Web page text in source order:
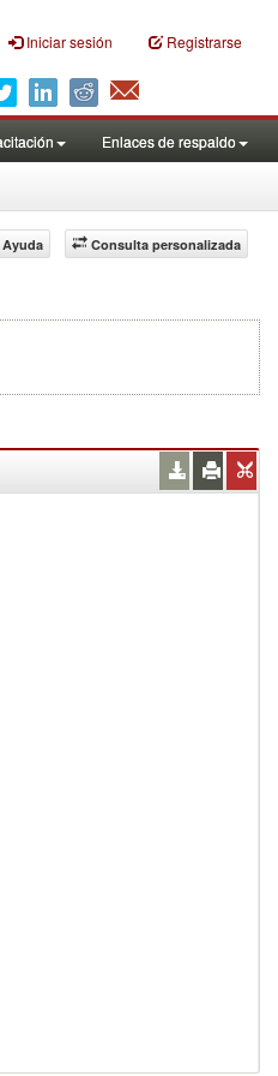
Iniciar sesión Registrarse
Enlaces de respaldo
Consulta personalizada
Ayuda